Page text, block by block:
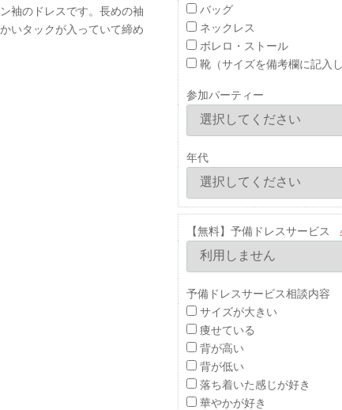
袖のドレスです。長めの袖
いタックが入っていて締め
バッグ
ネックレス
ボレロ・ストール
靴（サイズを備考欄に記入
参加パーティー
年代
【無料】予備ドレスサービス
予備ドレスサービス相談内容
サイズが大きい
痩せている
背が高い
背が低い
落ち着いた感じが好き
華やかが好き